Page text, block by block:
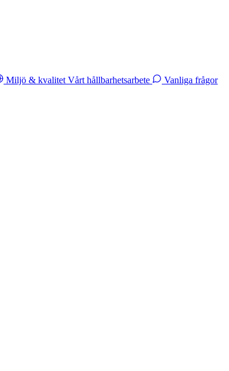
Miljö & kvalitet Vårt hållbarhetsarbete
Vanliga frågor